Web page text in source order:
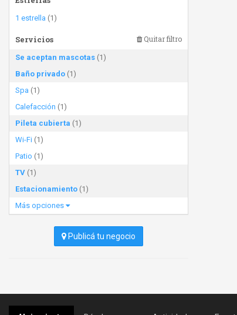
1 estrella (1)
Servicios Quitar filtro
Se aceptan mascotas (1)
Baño privado (1)
Spa (1)
Calefacción (1)
Pileta cubierta (1)
Wi-Fi (1)
Patio (1)
TV (1)
Estacionamiento (1)
Más opciones
Publicá tu negocio